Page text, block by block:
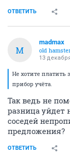
ОТВЕТИТЬ
M
madmax
old
13
Не хотите платить
прибор учёта.
Так ведь не
разница уйдет
соседей
предложения?
ОТВЕТИТЬ